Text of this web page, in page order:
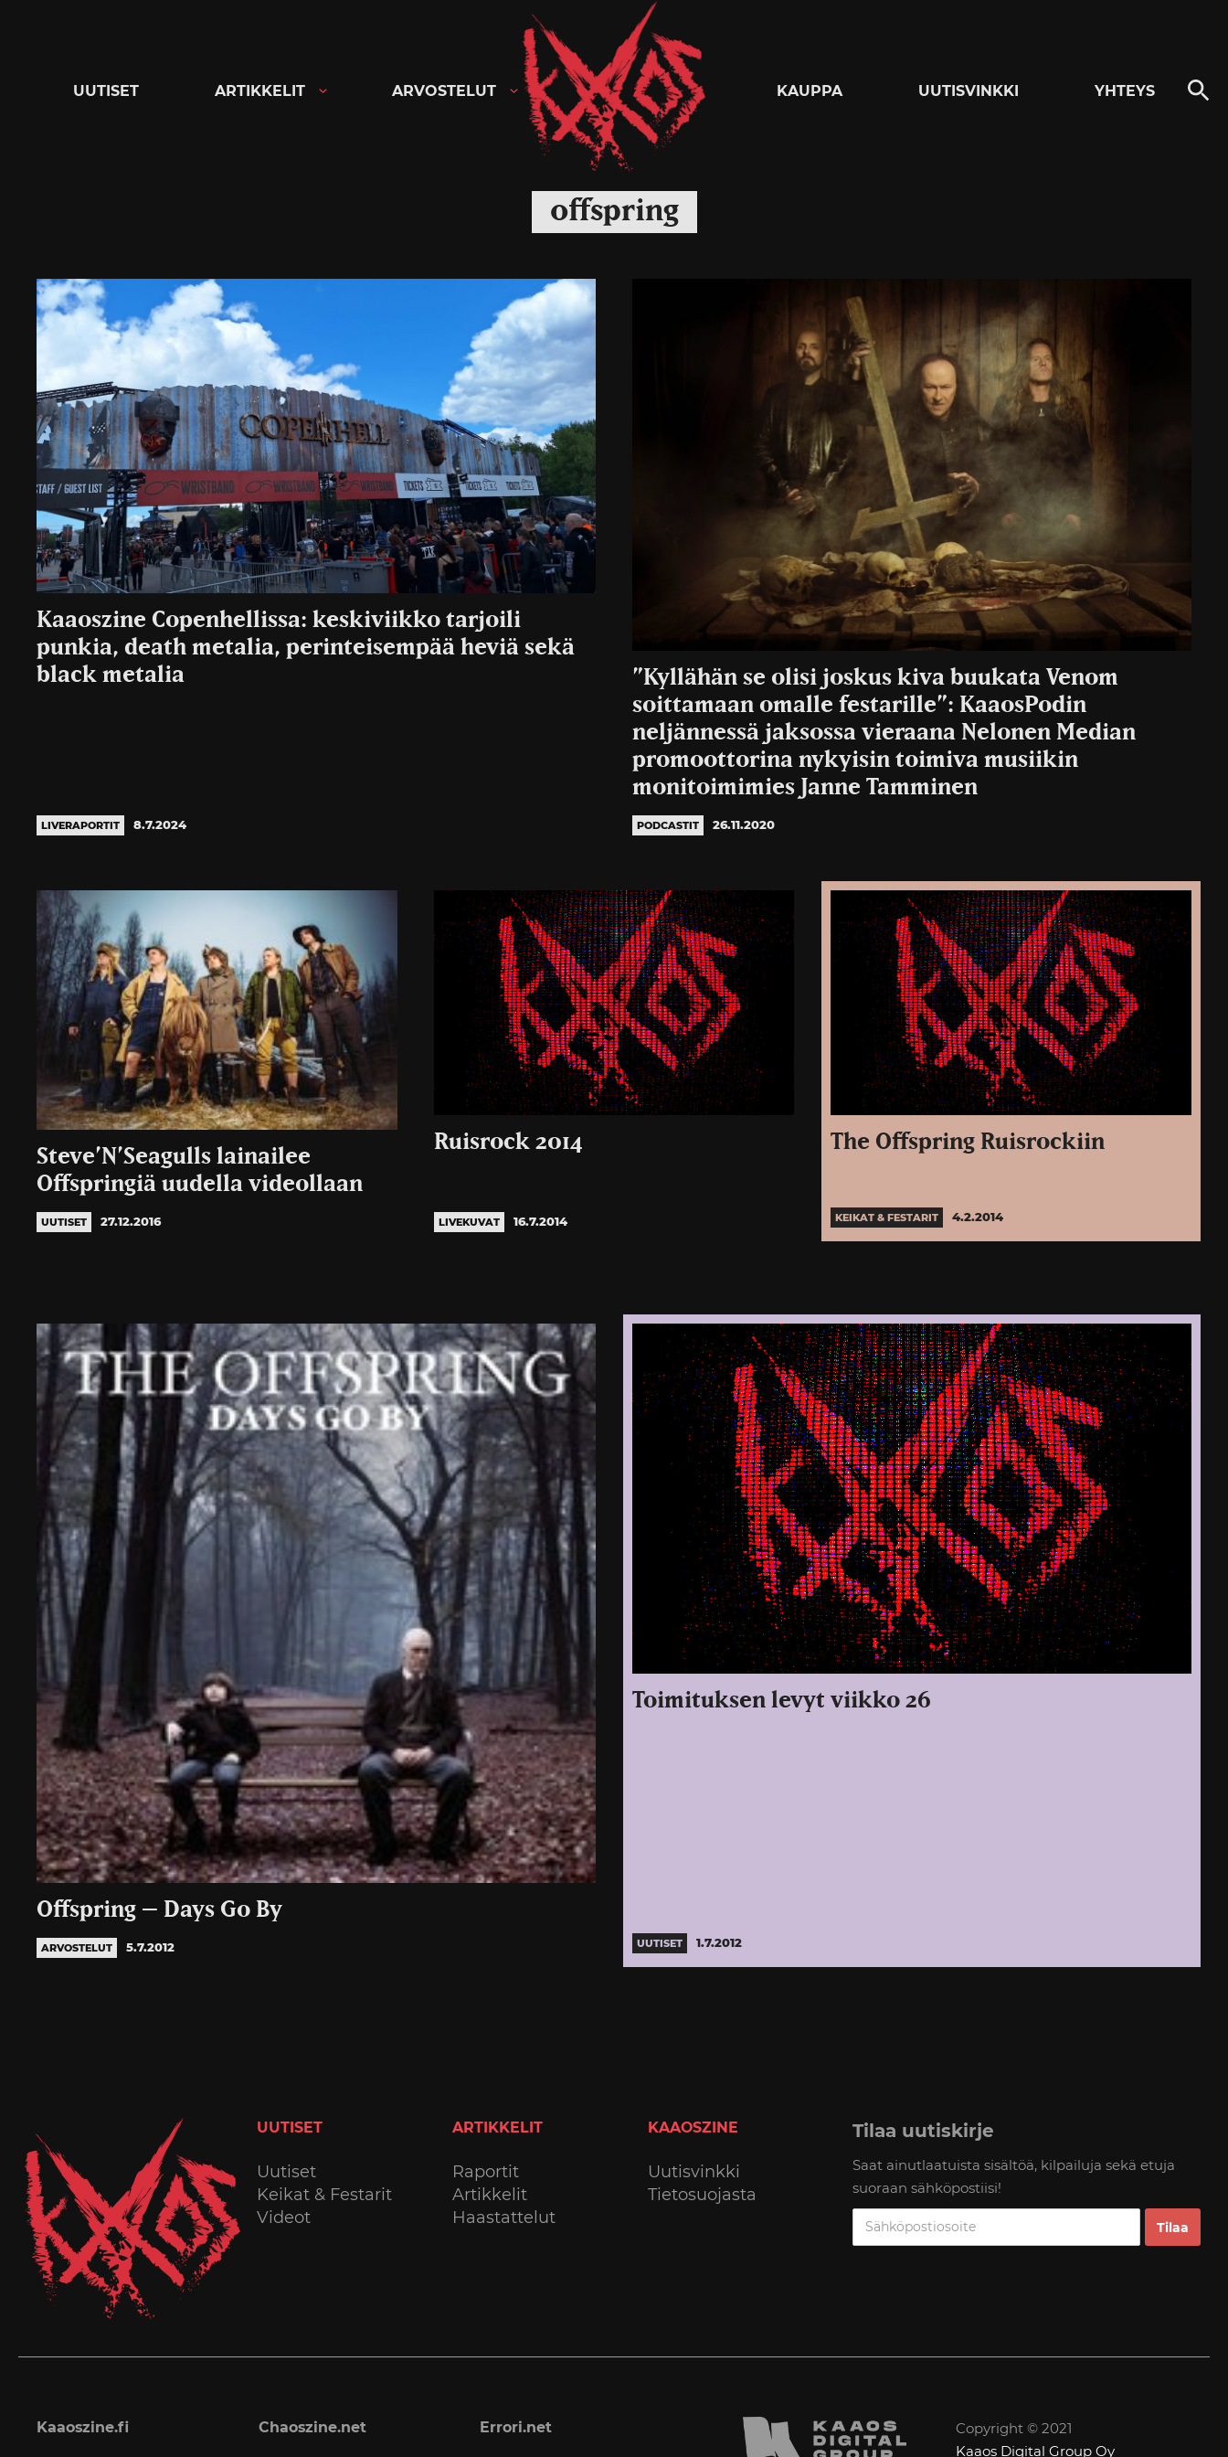
Kaaoszine
UUTISET ARTIKKELIT ARVOSTELUT KAUPPA UUTISVINKKI YHTEYS
offspring
Kaaoszine Copenhellissa: keskiviikko tarjoili
punkia, death metalia, perinteisempää heviä sekä
black metalia
LIVERAPORTIT 8.7.2024
”Kyllähän se olisi joskus kiva buukata Venom
soittamaan omalle festarille”: KaaosPodin
neljännessä jaksossa vieraana Nelonen Median
promoottorina nykyisin toimiva musiikin
monitoimimies Janne Tamminen
PODCASTIT 26.11.2020
Steve’N’Seagulls lainailee
Offspringiä uudella videollaan
UUTISET 27.12.2016
Ruisrock 2014
LIVEKUVAT 16.7.2014
The Offspring Ruisrockiin
KEIKAT & FESTARIT 4.2.2014
Offspring – Days Go By
ARVOSTELUT 5.7.2012
Toimituksen levyt viikko 26
UUTISET 1.7.2012
UUTISET
Uutiset
Keikat & Festarit
Videot
ARTIKKELIT
Raportit
Artikkelit
Haastattelut
KAAOSZINE
Uutisvinkki
Tietosuojasta
Tilaa uutiskirje
Saat ainutlaatuista sisältöä, kilpailuja sekä etuja
suoraan sähköpostiisi!
Kaaoszine.fi Chaoszine.net Errori.net
Copyright © 2021
Kaaos Digital Group Oy